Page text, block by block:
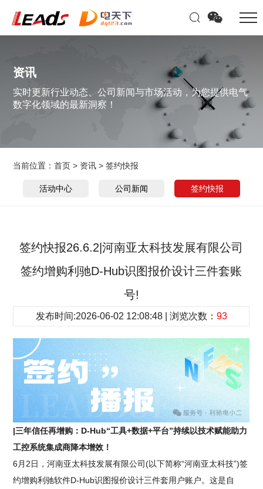
资讯
实时更新行业动态、公司新闻与市场活动，为您提供电气
数字化领域的最新洞察！
当前位置：首页 > 资讯 >签约快报
活动中心 公司新闻 签约快报
签约快报26.6.2|河南亚太科技发展有限公司
签约增购利驰D-Hub识图报价设计三件套账
号!
发布时间:2026-06-02 12:08:48 | 浏览次数： 93
|三年信任再增购：D-Hub“工具+数据+平台”持续以技术赋能助力
工控系统集成商降本增效！
6月2日，河南亚太科技发展有限公司(以下简称“河南亚太科技”)签
约增购利驰软件D-Hub识图报价设计三件套用户账户。这是自